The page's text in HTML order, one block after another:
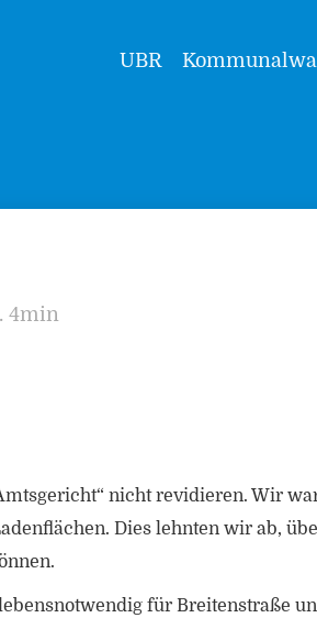
UBR
4min
nicht revidieren. Wir
Dies lehnten wir ab,
für Breitenstraße